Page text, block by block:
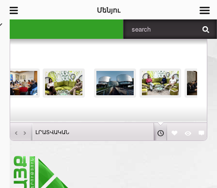
‹ › ԼՐԱՏՎԱԿԱՆ
Մենյու